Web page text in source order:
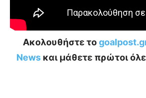
Ακολουθήστε το
News και μάθετε πρώτοι